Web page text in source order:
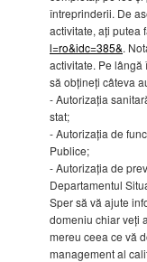
întreprinderii. De
activitate, ați putea
l=ro&idc=385&.
activitate. Pe
să obțineți câteva
- Autorizația
stat;
- Autorizația de
Publice;
- Autorizația de
Departamentul
Sper să vă ajute
domeniu chiar veți
mereu ceea ce vă
management al